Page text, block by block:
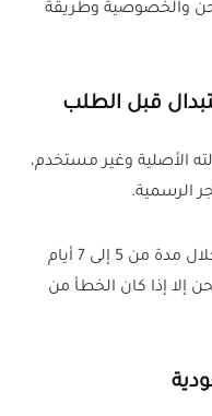
والخصوصية وطريقة
قبل الطلب
إذا كان بحالته الأصلية وغير مستخدم،
الرسمية.
وتتم إعادة المبلغ بعد فحص الطلب خلال مدة من 5 إلى 7 أيام
إلا إذا كان الخطأ من